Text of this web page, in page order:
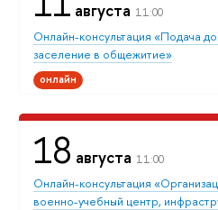
августа 11:00
Онлайн-консультация «Подача
заселение в общежитие»
онлайн
18 августа 11:00
Онлайн-консультация
военно-учебный центр,